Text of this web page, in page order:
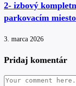
2- izbový
parkovacím
3. marca 2026
Pridaj komentár
Comment